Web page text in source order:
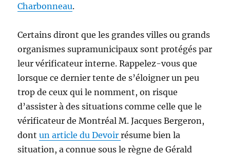
Charbonneau.
Certains diront que les grandes villes ou grands
organismes supramunicipaux sont protégés par
leur vérificateur interne. Rappelez-vous que
lorsque ce dernier tente de s’éloigner un peu
trop de ceux qui le nomment, on risque
d’assister à des situations comme celle que le
vérificateur de Montréal M. Jacques Bergeron,
dontun article du Devoirrésume bien la
situation, a connue sous le règne de Gérald